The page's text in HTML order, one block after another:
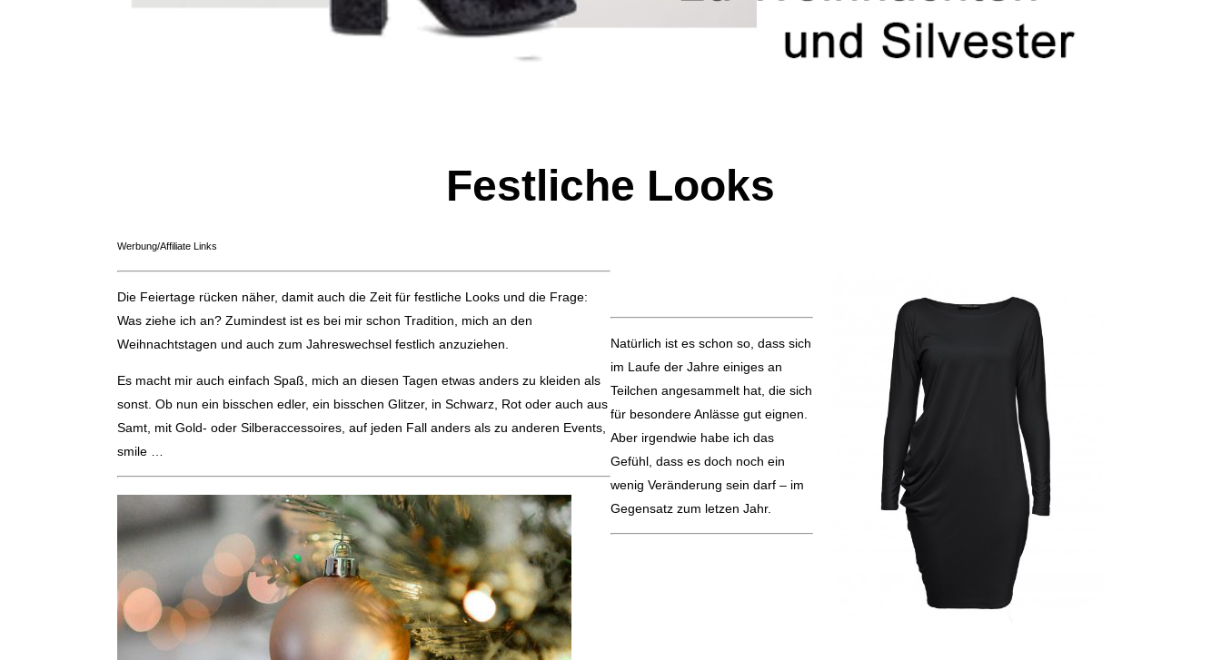
Festliche Looks
Werbung/Affiliate Links
Die Feiertage rücken näher, damit auch die Zeit für festliche Looks und die Frage:
Was ziehe ich an? Zumindest ist es bei mir schon Tradition, mich an den
Weihnachtstagen und auch zum Jahreswechsel festlich anzuziehen.
Es macht mir auch einfach Spaß, mich an diesen Tagen etwas anders zu kleiden als
sonst. Ob nun ein bisschen edler, ein bisschen Glitzer, in Schwarz, Rot oder auch aus
Samt, mit Gold- oder Silberaccessoires, auf jeden Fall anders als zu anderen Events,
smile …
Natürlich ist es schon so, dass sich
im Laufe der Jahre einiges an
Teilchen angesammelt hat, die sich
für besondere Anlässe gut eignen.
Aber irgendwie habe ich das
Gefühl, dass es doch noch ein
wenig Veränderung sein darf – im
Gegensatz zum letzen Jahr.